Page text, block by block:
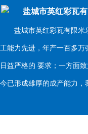
盐城市英红彩瓦
盐城市英红彩瓦有限米乐
工能力先进，年产一百多
日益严格的 要求；一方面
今已形成雄厚的成产能力